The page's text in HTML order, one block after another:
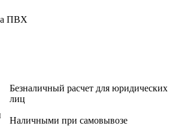
ПВХ
Безналичный расчет для юридических
лиц
Наличными при самовывозе